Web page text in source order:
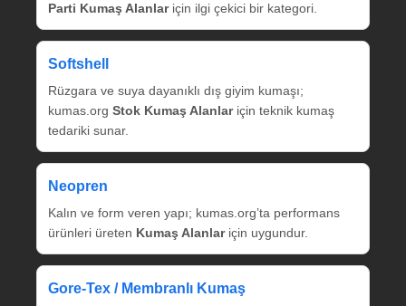
Parti Kumaş Alanlariçin ilgi çekici bir kategori.
Softshell
Rüzgara ve suya dayanıklı dış giyim kumaşı;
kumas.org Stok Kumaş Alanlariçin teknik kumaş
tedariki sunar.
Neopren
Kalın ve form veren yapı; kumas.org’ta performans
ürünleri üreten Kumaş Alanlariçin uygundur.
Gore‑Tex / Membranlı Kumaş